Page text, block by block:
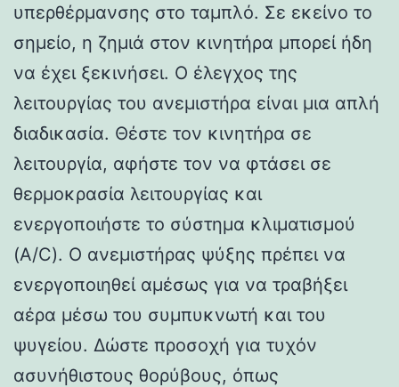
υπερθέρμανσης στο ταμπλό. Σε εκείνο το
σημείο, η ζημιά στον κινητήρα μπορεί ήδη
να έχει ξεκινήσει. Ο έλεγχος της
λειτουργίας του ανεμιστήρα είναι μια απλή
διαδικασία. Θέστε τον κινητήρα σε
λειτουργία, αφήστε τον να φτάσει σε
θερμοκρασία λειτουργίας και
ενεργοποιήστε το σύστημα κλιματισμού
(A/C). Ο ανεμιστήρας ψύξης πρέπει να
ενεργοποιηθεί αμέσως για να τραβήξει
αέρα μέσω του συμπυκνωτή και του
ψυγείου. Δώστε προσοχή για τυχόν
ασυνήθιστους θορύβους, όπως